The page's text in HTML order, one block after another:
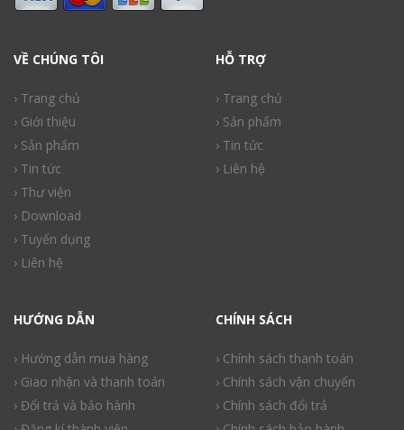
VỀ CHÚNG TÔI
› Trang chủ
› Giới thiệu
› Sản phẩm
› Tin tức
› Thư viện
› Download
› Tuyển dụng
› Liên hệ
HỖ TRỢ
› Trang chủ
› Sản phẩm
› Tin tức
› Liên hệ
HƯỚNG DẪN
› Hướng dẫn mua hàng
› Giao nhận và thanh toán
› Đổi trả và bảo hành
CHÍNH SÁCH
› Chính sách thanh toán
› Chính sách vận chuyển
› Chính sách đổi trả